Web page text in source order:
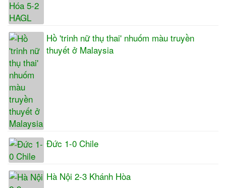
Hồ 'trinh nữ thụ thai' nhuốm màu truyền
thuyết ở Malaysia
Đức 1-0 Chile
Hà Nội 2-3 Khánh Hòa